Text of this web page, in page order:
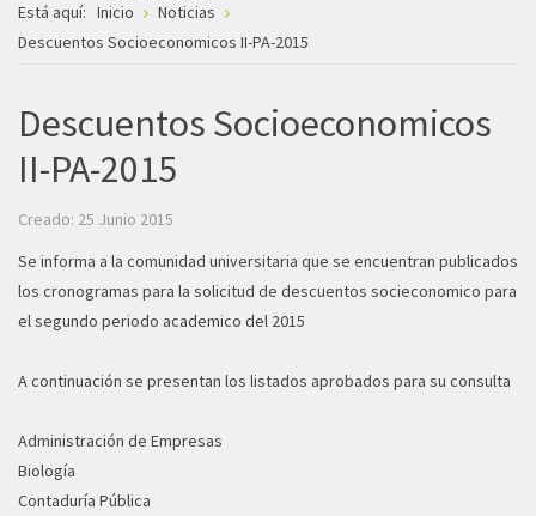
Está aquí: Inicio
Noticias
Descuentos Socioeconomicos II-PA-2015
Descuentos Socioeconomicos
II-PA-2015
Creado: 25 Junio 2015
Se informa a la comunidad universitaria que se encuentran publicados
los cronogramas para la solicitud de descuentos socieconomico para
el segundo periodo academico del 2015
A continuación se presentan los listados aprobados para su consulta
Administración de Empresas
Biología
Contaduría Pública